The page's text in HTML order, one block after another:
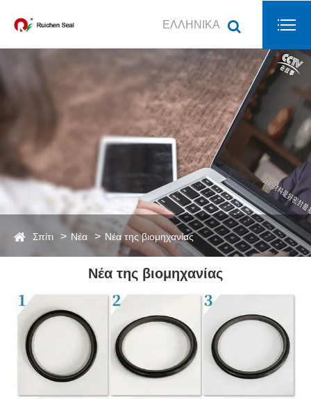
ΕΛΛΗΝΙΚΆ
Σπίτι Νέα Νέα της βιομηχανίας
Νέα της βιομηχανίας